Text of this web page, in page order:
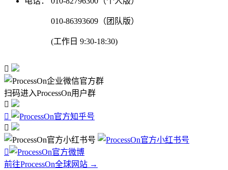
010-86393609（团队版）
(工作日 9:30-18:30)

扫码进入ProcessOn用户群




前往ProcessOn全球网站 →